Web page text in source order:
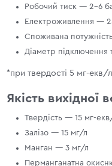
Робочий тиск — 2–6
Електроживлення —
Споживана
Діаметр
*при твердості 5 мг-екв/
Якість вихідної
Твердість — 15 мг-
Залізо — 15 мг/л
Манган — 3 мг/л
Перманганатна